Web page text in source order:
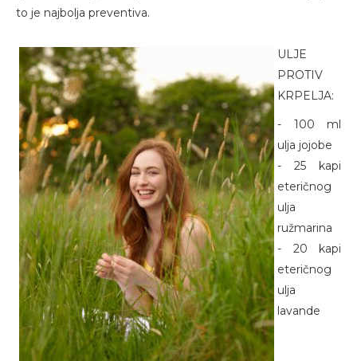
to je najbolja preventiva.
ULJE
PROTIV
KRPELJA:
- 100 ml
ulja jojobe
- 25 kapi
eteričnog
ulja
ružmarina
- 20 kapi
eteričnog
ulja
lavande